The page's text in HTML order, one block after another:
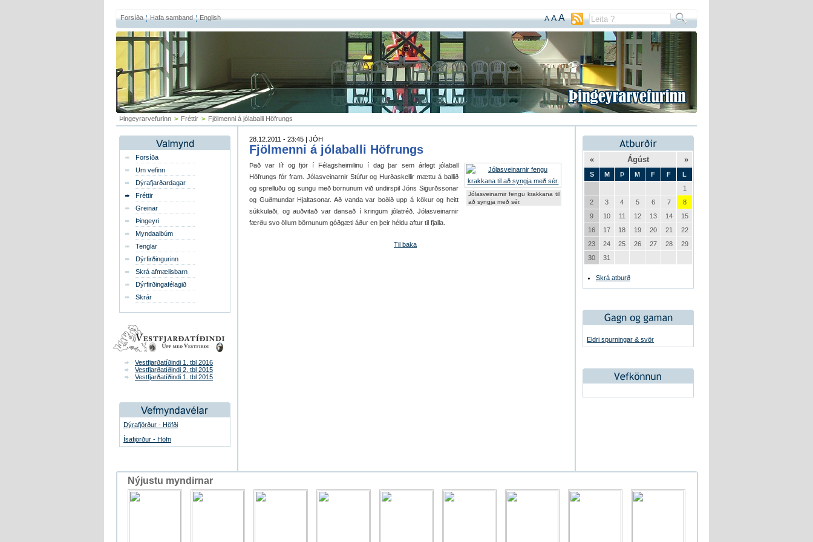
Forsíða Hafa samband English A AA
Þingeyrarvefurinn > Fréttir > Fjölmenni á jólaballi Höfrungs
Forsíða
Um vefinn
Dýrafjarðardagar
Fréttir
Greinar
Þingeyri
Myndaalbúm
Tenglar
Dýrfirðingurinn
Skrá afmælisbarn
Dýrfirðingafélagið
Skrár
Vestfjarðatíðindi 1. tbl 2016
Vestfjarðatíðindi 2. tbl 2015
Vestfjarðatíðindi 1. tbl 2015
Dýrafjörður - Höfði
Ísafjörður - Höfn
28.12.2011 - 23:45 | JÓH
Fjölmenni á jólaballi Höfrungs
Jólasveinarnir fengu krakkana til
að syngja með sér.
Það var líf og fjör í Félagsheimilinu í dag þar sem árlegt jólaball
Höfrungs fór fram. Jólasveinarnir Stúfur og Hurðaskellir mættu á ballið
og sprelluðu og sungu með börnunum við undirspil Jóns Sigurðssonar
og Guðmundar Hjaltasonar. Að vanda var boðið upp á kökur og heitt
súkkulaði, og auðvitað var dansað í kringum jólatréð. Jólasveinarnir
færðu svo öllum börnunum góðgæti áður en þeir héldu aftur til fjalla.
Til baka
« Ágúst »
S M Þ M F F
L
1
2
3 4 5 6 7
8
9
10 11 12 13 14
15
16
17 18 19 20 21
22
23
24 25 26 27 28
29
30
31
Skrá atburð
Eldri spurningar & svör
Nýjustu myndirnar